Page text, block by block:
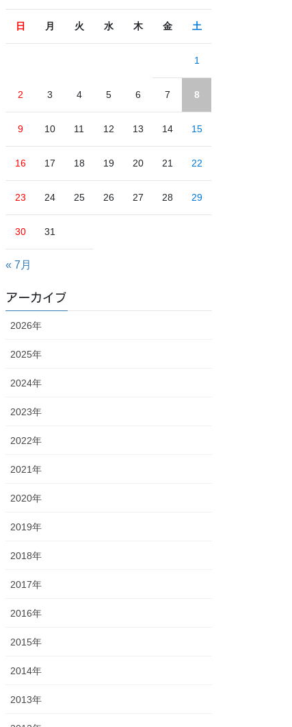
日 月 火 水 木 金 土
1
2 3 4 5 6 7 8
9 10 11 12 13 14 15
16 17 18 19 20 21 22
23 24 25 26 27 28 29
30 31
« 7月
アーカイブ
2026年
2025年
2024年
2023年
2022年
2021年
2020年
2019年
2018年
2017年
2016年
2015年
2014年
2013年